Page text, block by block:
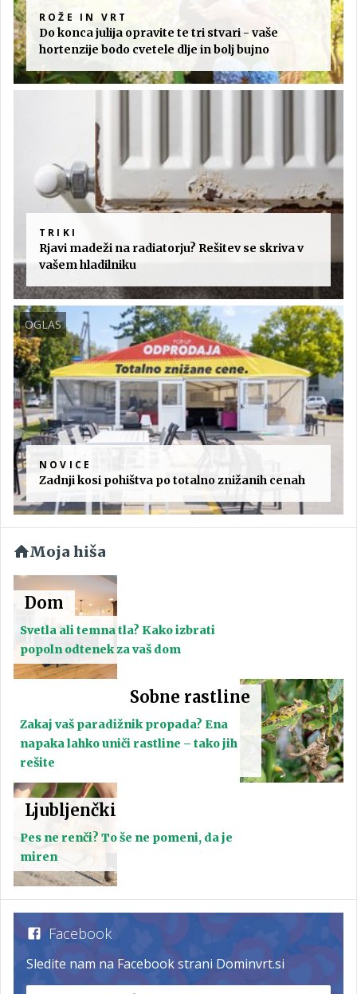
ROŽE IN VRT
Do konca julija opravite te tri stvari - vaše
hortenzije bodo cvetele dlje in bolj bujno
TRIKI
Rjavi madeži na radiatorju? Rešitev se skriva v
vašem hladilniku
OGLAS
NOVICE
Zadnji kosi pohištva po totalno znižanih cenah
Moja hiša
Dom
Svetla ali temna tla? Kako izbrati
popoln odtenek za vaš dom
Sobne rastline
Zakaj vaš paradižnik propada? Ena
napaka lahko uniči rastline – tako jih
rešite
Ljubljenčki
Pes ne renči? To še ne pomeni, da je
miren
Facebook
Sledite nam na Facebook strani Dominvrt.si